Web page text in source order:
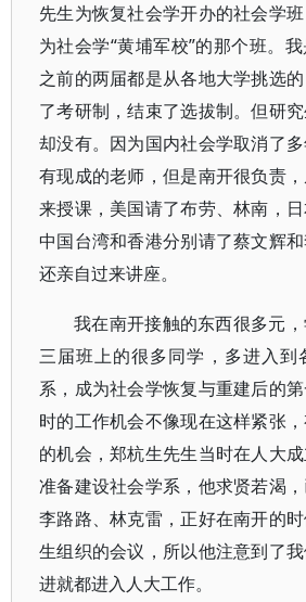
先生为恢复社会学开办的社会学
为社会学“黄埔军校”的那个班。
之前的两届都是从各地大学挑选
了考研制，结束了选拔制。但研
却没有。因为国内社会学取消了
有现成的老师，但是南开很负责
来授课，美国请了布劳、林南，日
中国台湾和香港分别请了蔡文辉
还亲自过来讲座。
我在南开接触的东西很多元
三届班上的很多同学，多进入到
系，成为社会学恢复与重建后的
时的工作机会不像现在这样紧张
的机会，郑杭生先生当时在人大
准备建设社会学系，他求贤若渴，
李路路、林克雷，正好在南开的
生组织的会议，所以他注意到了
进就都进入人大工作。